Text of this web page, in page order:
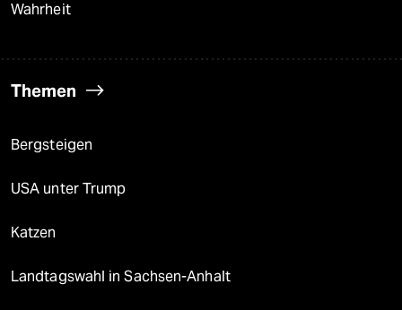
Wahrheit
Themen
Bergsteigen
USA unter Trump
Katzen
Landtagswahl in Sachsen-Anhalt